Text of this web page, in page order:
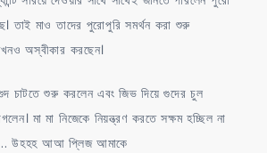
তাই মাও তাদের পুরোপুরি সমর্থন করা শুরু
অস্বীকার করছেন।
চাটতে শুরু করলেন এবং জিভ দিয়ে গুদের চুল
মা মা নিজেকে নিয়ন্ত্রণ করতে সক্ষম হচ্ছিল না
.. উহহহ আআ প্লিজ আমাকে